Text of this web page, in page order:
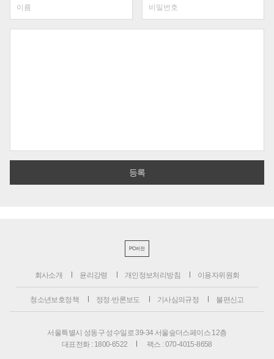
PC버전
회사소개 윤리강령 개인정보처리방침 이용자위원회
청소년보호정책 정정·반론보도 기사심의규정 불편신고
서울특별시 성동구 성수일로 39-34 서울숲더스페이스 12층
대표전화 : 1800-6522
팩스 : 070-4015-8658